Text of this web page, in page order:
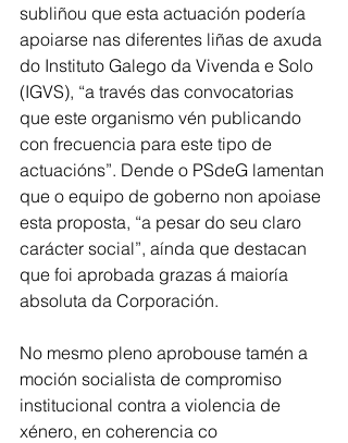
subliñou que esta actuación podería
apoiarse nas diferentes liñas de axuda
do Instituto Galego da Vivenda e Solo
(IGVS), “a través das convocatorias
que este organismo vén publicando
con frecuencia para este tipo de
actuacións”. Dende o PSdeG lamentan
que o equipo de goberno non apoiase
esta proposta, “a pesar do seu claro
carácter social”, aínda que destacan
que foi aprobada grazas á maioría
absoluta da Corporación.
No mesmo pleno aprobouse tamén a
moción socialista de compromiso
institucional contra a violencia de
xénero, en coherencia co